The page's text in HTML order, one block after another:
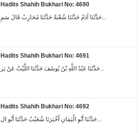
Hadits Shahih Bukhari No: 4690
Hadits Shahih Bukhari No: 4691
Hadits Shahih Bukhari No: 4692
حَدَّثَنَا أَبُو الْيَمَانِ أَخْبَرَنَا شُعَيْبٌ حَدَّثَنَا أَبُو ال...